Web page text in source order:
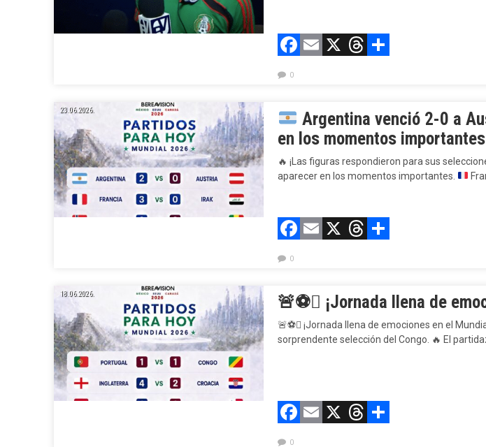
Facebook
Email
X Threads
0
23.06.2026.
Argentina venció 2-0 a
en los momentos
🔥 ¡Las figuras respondieron para sus
aparecer en los momentos importantes.
Facebook
Email
X Threads
0
18.06.2026. 🚨⚽ ¡Jornada llena de
🚨⚽ ¡Jornada llena de emociones en el
sorprendente selección del Congo. 🔥 El
Facebook
Email
X Threads
0